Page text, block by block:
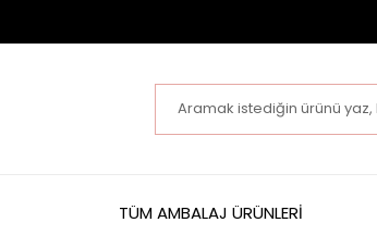
TÜM AMBALAJ ÜRÜNLERİ